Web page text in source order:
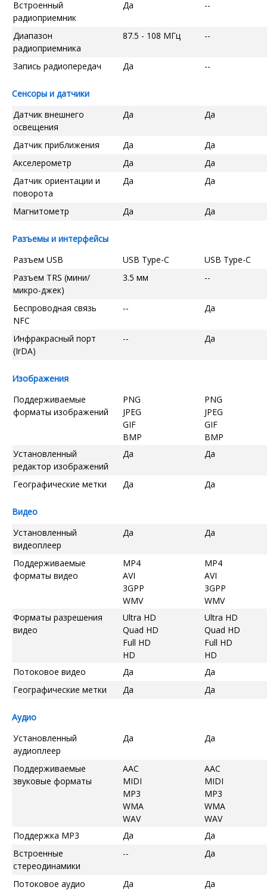
Встроенный
радиоприемник
Да --
Диапазон
радиоприемника
87.5 - 108 МГц --
Запись радиопередач Да --
Сенсоры и датчики
Датчик внешнего
освещения
Да Да
Датчик приближения Да
Да
Акселерометр
Да
Да
Датчик ориентации и
поворота
Да Да
Магнитометр Да Да
Разъемы и интерфейсы
Разъем USB
USB Type-C
USB Type-C
Разъем TRS (мини/
микро-джек)
3.5 мм --
Беспроводная связь
NFC
-- Да
Инфракрасный порт
(IrDA)
-- Да
Изображения
Поддерживаемые
форматы изображений
PNG
JPEG
GIF
BMP
PNG
JPEG
GIF
BMP
Установленный
редактор изображений
Да Да
Географические метки Да Да
Видео
Установленный
видеоплеер
Да Да
Поддерживаемые
форматы видео
MP4
AVI
3GPP
WMV
MP4
AVI
3GPP
WMV
Форматы разрешения
видео
Ultra HD
Quad HD
Full HD
HD
Ultra HD
Quad HD
Full HD
HD
Потоковое видео
Да
Да
Географические метки
Да Да
Аудио
Установленный
аудиоплеер
Да Да
Поддерживаемые
звуковые форматы
AAC
MIDI
MP3
WMA
WAV
AAC
MIDI
MP3
WMA
WAV
Поддержка MP3
Да
Да
Встроенные
стереодинамики
-- Да
Потоковое аудио Да
Да